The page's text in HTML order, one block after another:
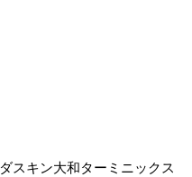
ダスキン大和ターミニックス